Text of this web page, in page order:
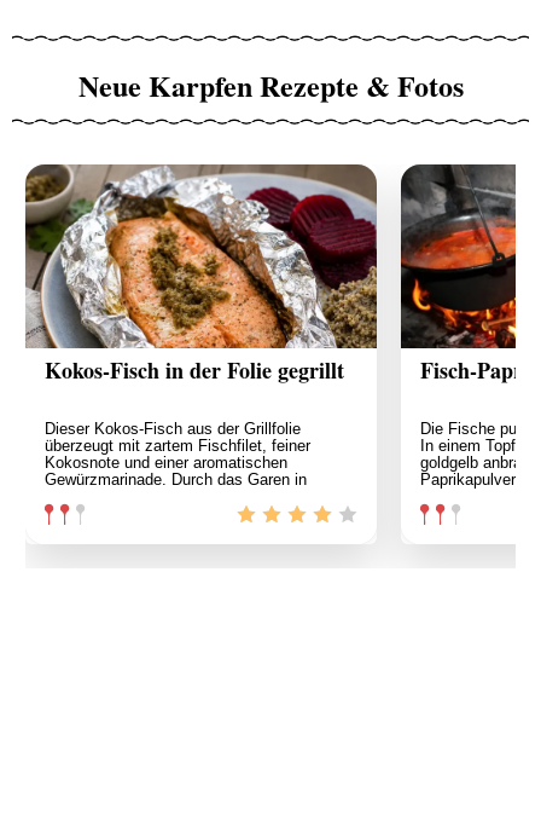
Neue Karpfen Rezepte & Fotos
Kokos-Fisch in der Folie gegrillt
Dieser Kokos-Fisch aus der Grillfolie
überzeugt mit zartem Fischfilet, feiner
Kokosnote und einer aromatischen
Gewürzmarinade. Durch das Garen in
Fisch-
Die Fische
In einem Topf
goldgelb
Paprikapulver,